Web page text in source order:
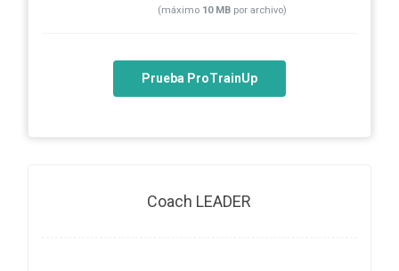
(máximo 10 MB por archivo)
Prueba ProTrainUp
Coach LEADER